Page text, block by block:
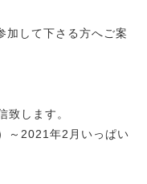
加して下さる方へご案
します。
～2021年2月いっぱい